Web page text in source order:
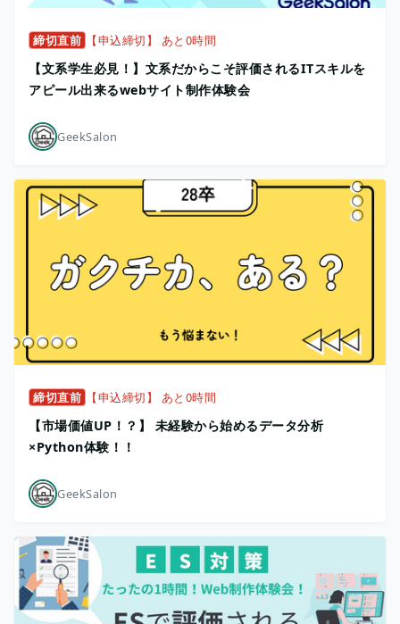
締切直前 【申込締切】 あと0時間
【文系学生必見！】文系だからこそ評価されるITスキルを
アピール出来るwebサイト制作体験会
GeekSalon
締切直前 【申込締切】 あと0時間
【市場価値UP！？】 未経験から始めるデータ分析
×Python体験！！
GeekSalon